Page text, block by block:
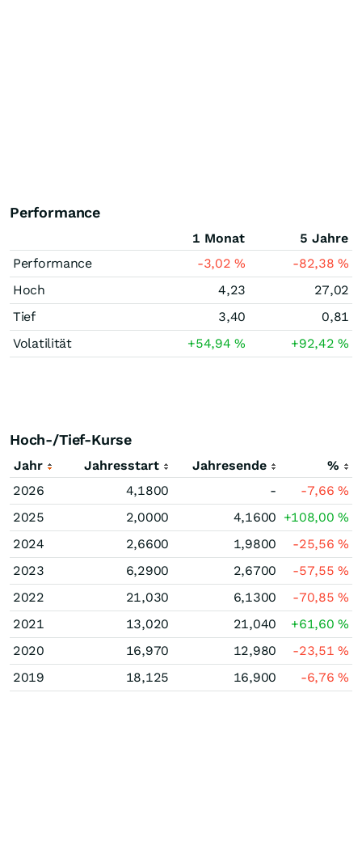
Performance
1 Monat
5 Jahre
Performance
-3,02% -82,38%
Hoch
4,23
27,02
Tief
3,40
0,81
Volatilität
+54,94% +92,42%
Hoch-/Tief-Kurse
Jahr Jahresstart Jahresende
%
2026
4,1800 - -7,66%
2025
2,0000 4,1600 +108,00%
2024
2,6600 1,9800 -25,56%
2023
6,2900 2,6700 -57,55%
2022
21,030 6,1300 -70,85%
2021
13,020 21,040 +61,60%
2020
16,970 12,980 -23,51%
2019
18,125 16,900 -6,76%